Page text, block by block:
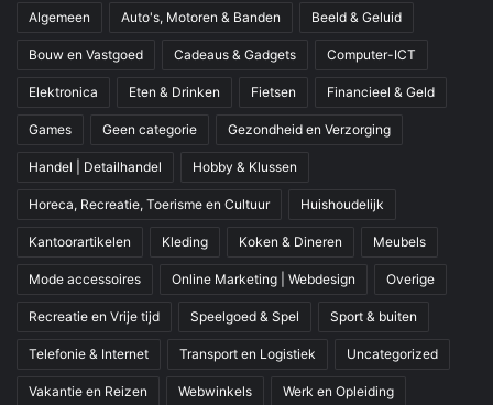
Algemeen Auto's, Motoren & Banden Beeld & Geluid
Bouw en Vastgoed Cadeaus & Gadgets Computer-ICT
Elektronica Eten & Drinken Fietsen Financieel & Geld
Games Geen categorie Gezondheid en Verzorging
Handel | Detailhandel Hobby & Klussen
Horeca, Recreatie, Toerisme en Cultuur Huishoudelijk
Kantoorartikelen Kleding Koken & Dineren Meubels
Mode accessoires Online Marketing | Webdesign Overige
Recreatie en Vrije tijd Speelgoed & Spel Sport & buiten
Telefonie & Internet Transport en Logistiek Uncategorized
Vakantie en Reizen Webwinkels Werk en Opleiding